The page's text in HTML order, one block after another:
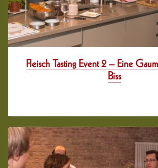
Fleisch Tasting Event 2 – Eine
Biss